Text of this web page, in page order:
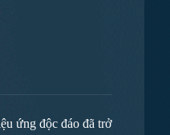
ứng độc đáo đã trở